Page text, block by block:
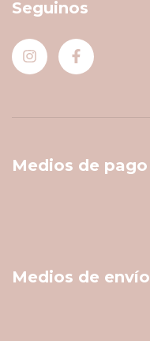
Seguinos
Medios de pago
Medios de envío